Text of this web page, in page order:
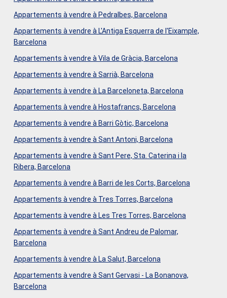
Community; (ii) for new-build homes, VAT and Stamp Duty
(AJD) in accordance with current regulations; (iii) notary
Availability to be agreed. The offer is subject to price
changes or withdrawal from the market without prior
is for guidance only. Real estate brokerage fees will be
borne by the relevant party in accordance with the signed
provided to all interested parties before any amount is
regional regulations. #ref:AV273
Appartements à vendre à Pedralbes, Barcelona
Appartements à vendre à L'Antiga Esquerra de l'Eixample,
Barcelona
Appartements à vendre à Vila de Gràcia, Barcelona
Appartements à vendre à Sarrià, Barcelona
Appartements à vendre à La Barceloneta, Barcelona
Appartements à vendre à Hostafrancs, Barcelona
Appartements à vendre à Barri Gòtic, Barcelona
Appartements à vendre à Sant Antoni, Barcelona
Appartements à vendre à Sant Pere, Sta. Caterina i la
Ribera, Barcelona
Appartements à vendre à Barri de les Corts, Barcelona
Appartements à vendre à Tres Torres, Barcelona
Appartements à vendre à Les Tres Torres, Barcelona
Appartements à vendre à Sant Andreu de Palomar,
Barcelona
Appartements à vendre à La Salut, Barcelona
Appartements à vendre à Sant Gervasi - La Bonanova,
Barcelona